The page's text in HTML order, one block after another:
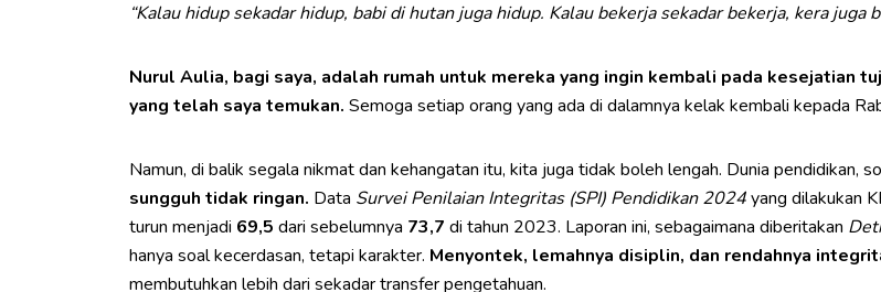
“Kalau hidup sekadar hidup, babi di hutan juga hidup. Kalau bekerja sekadar bekerja, kera juga
Nurul Aulia, bagi saya, adalah rumah untuk mereka yang ingin kembali pada kesejatian
yang telah saya temukan. Semoga setiap orang yang ada di dalamnya kelak kembali kepada
Namun, di balik segala nikmat dan kehangatan itu, kita juga tidak boleh lengah. Dunia pendidikan,
sungguh tidak ringan. Data Survei Penilaian Integritas (SPI) Pendidikan 2024yang dilakukan
turun menjadi 69,5 dari sebelumnya 73,7 di tahun 2023. Laporan ini, sebagaimana diberitakan
hanya soal kecerdasan, tetapi karakter. Menyontek, lemahnya disiplin, dan rendahnya
membutuhkan lebih dari sekadar transfer pengetahuan.